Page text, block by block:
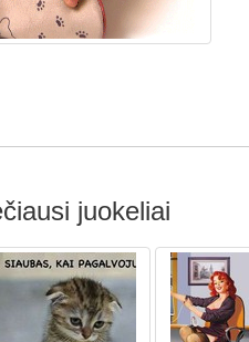
juokeliai